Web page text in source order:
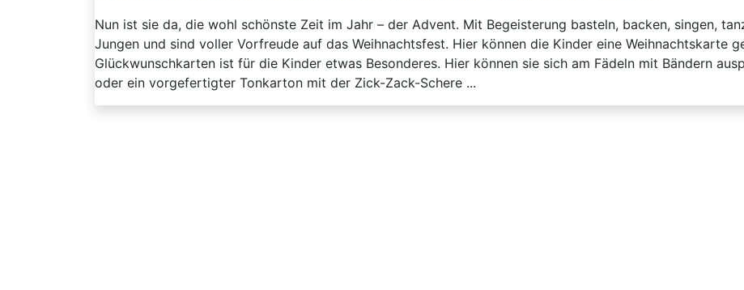
Nun ist sie da, die wohl schönste Zeit im Jahr – der Advent. Mit Begeisterung basteln, backen, singen,
Jungen und sind voller Vorfreude auf das Weihnachtsfest. Hier können die Kinder eine Weihnachtskarte
Glückwunschkarten ist für die Kinder etwas Besonderes. Hier können sie sich am Fädeln mit Bändern
oder ein vorgefertigter Tonkarton mit der Zick-Zack-Schere ...